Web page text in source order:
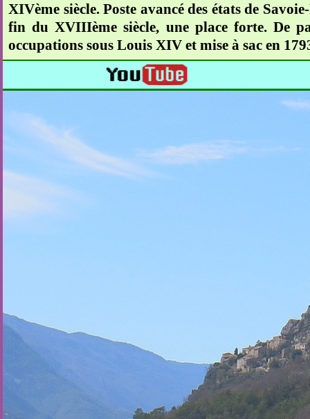
XIVème siècle. Poste avancé des états de
fin du XVIIIème siècle, une place forte. De
occupations sous Louis XIV et mise à sac en